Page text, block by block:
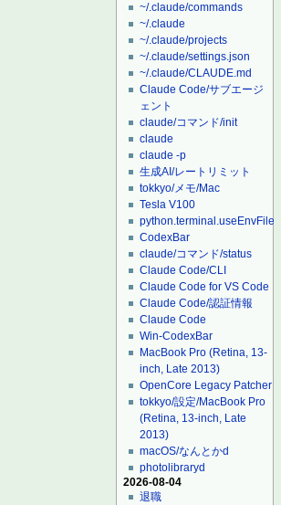
~/.claude/commands
~/.claude
~/.claude/projects
~/.claude/settings.json
~/.claude/CLAUDE.md
Claude Code/サブエージ
ェント
claude/コマンド/init
claude
claude -p
生成AI/レートリミット
tokkyo/メモ/Mac
Tesla V100
python.terminal.useEnvFile
CodexBar
claude/コマンド/status
Claude Code/CLI
Claude Code for VS Code
Claude Code/認証情報
Claude Code
Win-CodexBar
MacBook Pro (Retina, 13-
inch, Late 2013)
OpenCore Legacy Patcher
tokkyo/設定/MacBook Pro
(Retina, 13-inch, Late
2013)
macOS/なんとかd
photolibraryd
2026-08-04
退職